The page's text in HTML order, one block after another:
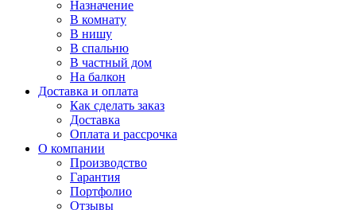
Назначение
В комнату
В нишу
В спальню
В частный дом
На балкон
Доставка и оплата
Как сделать заказ
Доставка
Оплата и рассрочка
О компании
Производство
Гарантия
Портфолио
Отзывы